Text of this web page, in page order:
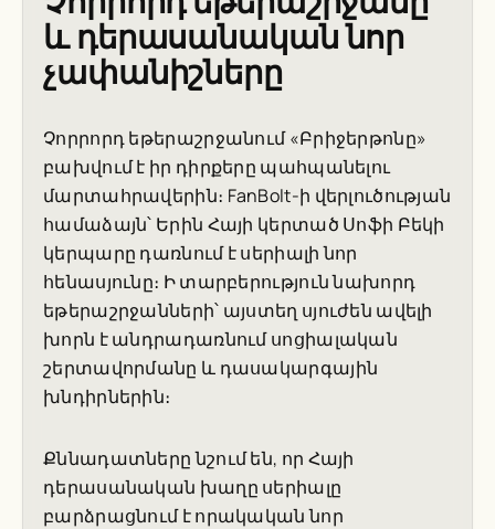
և դերասանական նոր
չափանիշները
Չորրորդ եթերաշրջանում «Բրիջերթոնը»
բախվում է իր դիրքերը պահպանելու
մարտահրավերին։ FanBolt-ի վերլուծության
համաձայն՝ Երին Հայի կերտած Սոֆի Բեկի
կերպարը դառնում է սերիալի նոր
հենասյունը։ Ի տարբերություն նախորդ
եթերաշրջանների՝ այստեղ սյուժեն ավելի
խորն է անդրադառնում սոցիալական
շերտավորմանը և դասակարգային
խնդիրներին։
Քննադատները նշում են, որ Հայի
դերասանական խաղը սերիալը
բարձրացնում է որակական նոր